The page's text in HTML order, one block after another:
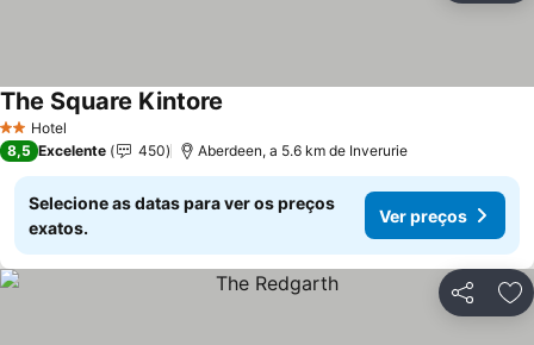
2 Estrelas
Hotel
The Square Kintore
8,5 Excelente 450 Aberdeen, a 5.6 km de Inverurie
Selecione as datas para ver os preços
exatos.
Ver preços
Partilhar